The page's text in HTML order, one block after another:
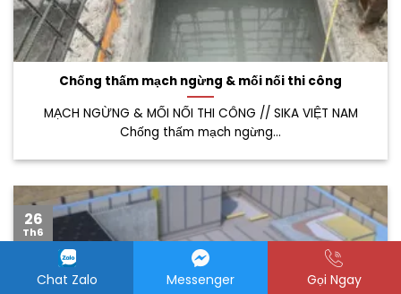
Chống thấm mạch ngừng & mối nối thi công
MẠCH NGỪNG & MỐI NỐI THI CÔNG // SIKA VIỆT NAM
Chống thấm mạch ngừng...
26
Th6
Chat Zalo Messenger Gọi Ngay